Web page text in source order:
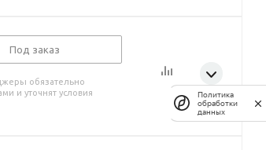
Под заказ
обязательно
и уточнят условия
Политика
обработки
данных